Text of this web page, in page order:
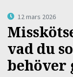
12 mars 2026
vad du
behöver